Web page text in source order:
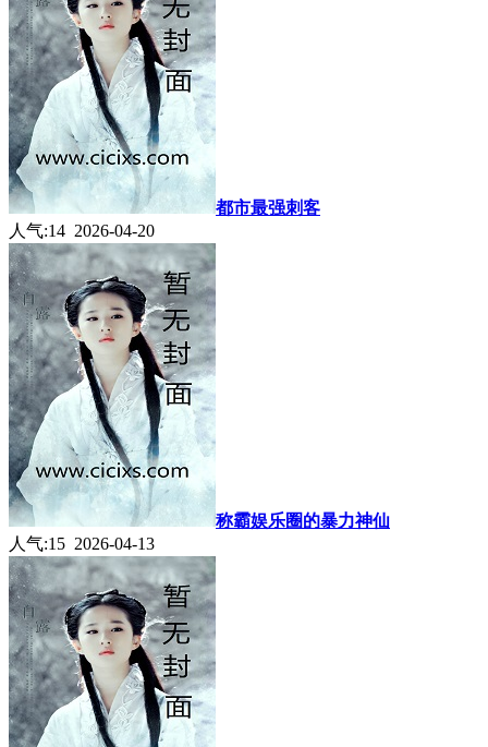
都市最强刺客
人气:14 2026-04-20
称霸娱乐圈的暴力神仙
人气:15 2026-04-13